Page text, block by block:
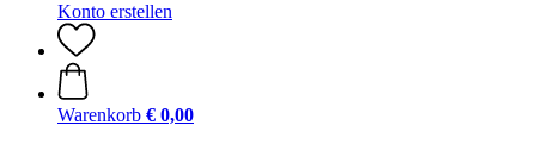
Konto erstellen
Warenkorb € 0,00